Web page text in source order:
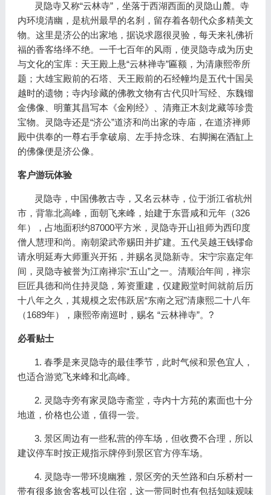
灵隐寺又称“云林寺”，坐落于西湖西面的灵隐山麓。寺
内环境清幽，是杭州最早的名刹，留存着各朝代众多精美文
物。这里是济公的出家地，据说求愿很灵验，每天来礼佛祈
福的香客络绎不绝。一千七百年的风雨，使灵隐寺成为历史
与文化的宝库：天王殿上悬“云林禅寺”匾额，为清康熙帝所
题；大雄宝殿前的石塔、天王殿前的石经幢均是五代十国吴
越时的遗物；寺内珍藏的佛教文物有古代贝叶写经、东魏镏
金佛像、明董其昌写本《金刚经》、清雍正木刻龙藏等珍贵
宝物。灵隐寺还是“济公”道济和尚出家的寺庙，在道济禅师
殿中供奉的一尊右手拿破扇、左手持念珠、右脚搁在酒缸上
的佛像便是济公像。
客户游玩体验
灵隐寺，中国佛教古寺，又名云林寺，位于浙江省杭州
市，背靠北高峰，面朝飞来峰，始建于东晋咸和元年（326
年），占地面积约87000平方米，灵隐寺开山祖师为西印度
僧人慧理和尚。南朝梁武帝赐田并扩建。五代吴越王钱镠命
请永明延寿大师重兴开拓，并赐名灵隐新寺。宋宁宗嘉定年
间，灵隐寺被誉为江南禅宗“五山”之一。清顺治年间，禅宗
巨匠具德和尚住持灵隐，筹资重建，仅建殿堂时间就前后历
十八年之久，其规模之宏伟跃居“东南之冠”清康熙二十八年
（1689年），康熙帝南巡时，赐名 “云林禅寺”。?
必看贴士
1. 春季是来灵隐寺的最佳季节，此时气候和景色宜人，
也适合游览飞来峰和北高峰。
2. 灵隐寺旁有家灵隐寺斋堂，寺内十方苑的素面也十分
地道，价格也公道，值得一尝。
3. 景区周边有一些私营的停车场，但收费不合理，所以
建议停车时按正规指示牌停到景区官方停车场。
4. 灵隐寺一带环境幽雅，景区旁的天竺路和白乐桥村一
带有很多旅舍客栈可以住宿，这一带同时也有包括知味观味